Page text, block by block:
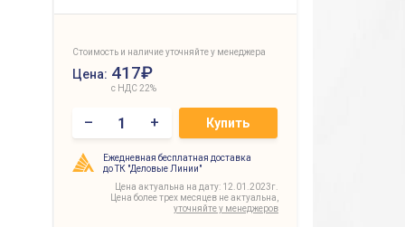
Стоимость и наличие уточняйте у менеджера
Цена: 417₽
с НДС 22%
– + Купить
Ежедневная бесплатная доставка
до ТК "Деловые Линии"
Цена актуальна на дату: 12.01.2023г.
Цена более трех месяцев не актуальна,
уточняйте у менеджеров